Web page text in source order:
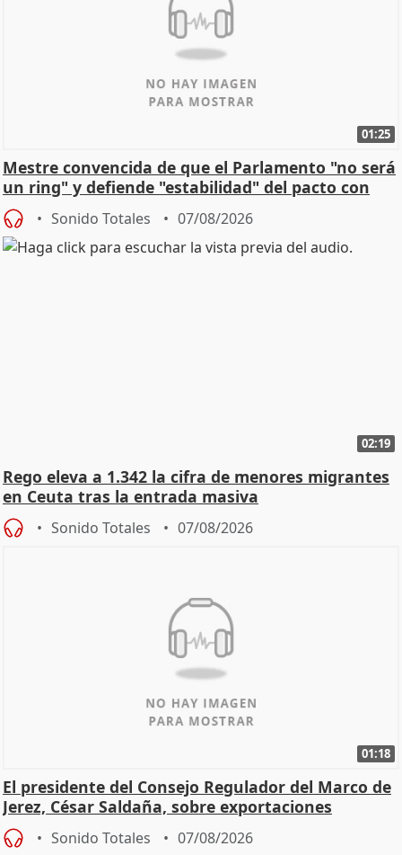
01:25
Mestre convencida de que el Parlamento "no será
un ring" y defiende "estabilidad" del pacto con
Vox
Sonido Totales 07/08/2026
02:19
Rego eleva a 1.342 la cifra de menores migrantes
en Ceuta tras la entrada masiva
Sonido Totales 07/08/2026
01:18
El presidente del Consejo Regulador del Marco de
Jerez, César Saldaña, sobre exportaciones
Sonido Totales 07/08/2026